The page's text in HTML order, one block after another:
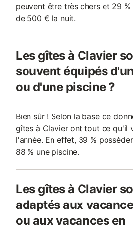
peuvent être très chers et 29
de 500 € la nuit.
Les gîtes à Clavier
souvent équipés
ou d'une piscine ?
Bien sûr ! Selon la base de
gîtes à Clavier ont tout ce qu'il
l'année. En effet, 39 %
88 % une piscine.
Les gîtes à Clavier
adaptés aux
ou aux vacances en